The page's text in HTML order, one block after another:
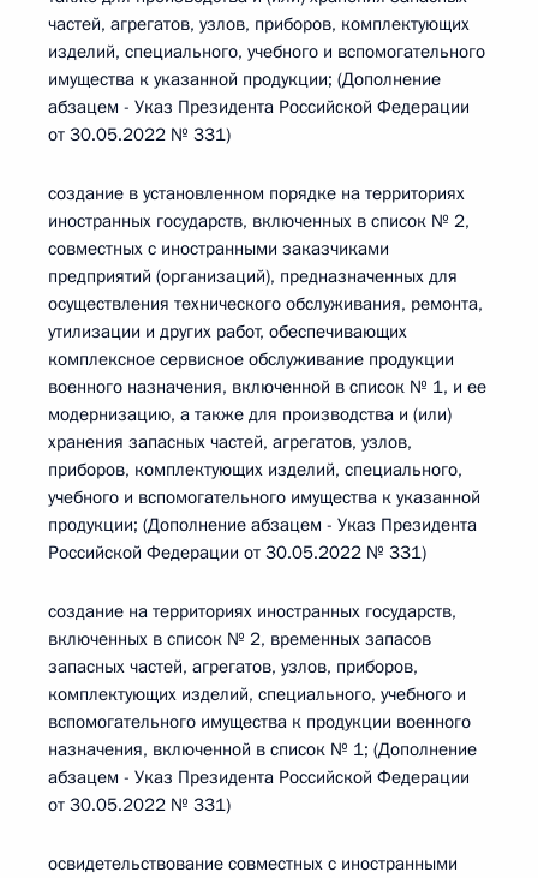
частей, агрегатов, узлов, приборов, комплектующих
изделий, специального, учебного и вспомогательного
имущества к указанной продукции; (Дополнение
абзацем - Указ Президента Российской Федерации
от 30.05.2022 № 331)
создание в установленном порядке на территориях
иностранных государств, включенных в список № 2,
совместных с иностранными заказчиками
предприятий (организаций), предназначенных для
осуществления технического обслуживания, ремонта,
утилизации и других работ, обеспечивающих
комплексное сервисное обслуживание продукции
военного назначения, включенной в список № 1, и ее
модернизацию, а также для производства и (или)
хранения запасных частей, агрегатов, узлов,
приборов, комплектующих изделий, специального,
учебного и вспомогательного имущества к указанной
продукции; (Дополнение абзацем - Указ Президента
Российской Федерации от 30.05.2022 № 331)
создание на территориях иностранных государств,
включенных в список № 2, временных запасов
запасных частей, агрегатов, узлов, приборов,
комплектующих изделий, специального, учебного и
вспомогательного имущества к продукции военного
назначения, включенной в список № 1; (Дополнение
абзацем - Указ Президента Российской Федерации
от 30.05.2022 № 331)
освидетельствование совместных с иностранными